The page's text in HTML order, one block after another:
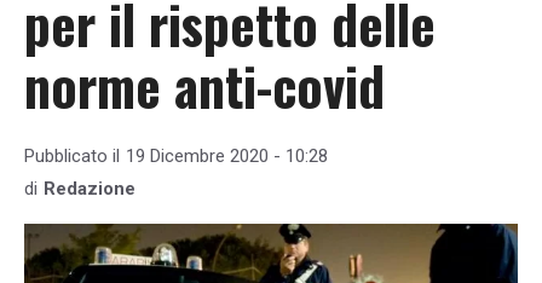
per il rispetto delle
norme anti-covid
Pubblicato il 19 Dicembre 2020 - 10:28
di Redazione